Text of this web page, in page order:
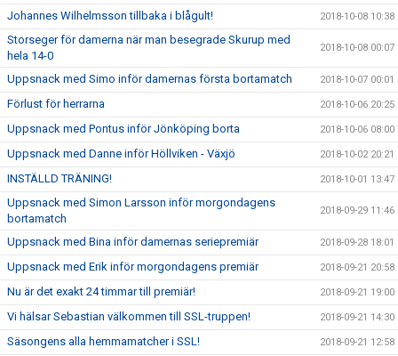
Johannes Wilhelmsson tillbaka i blågult! 2018-10-08 10:38
Storseger för damerna när man besegrade Skurup med
hela 14-0
2018-10-08 00:07
Uppsnack med Simo inför damernas första bortamatch 2018-10-07 00:01
Förlust för herrarna 2018-10-06 20:25
Uppsnack med Pontus inför Jönköping borta 2018-10-06 08:00
Uppsnack med Danne inför Höllviken - Växjö 2018-10-02 20:21
INSTÄLLD TRÄNING! 2018-10-01 13:47
Uppsnack med Simon Larsson inför morgondagens
bortamatch
2018-09-29 11:46
Uppsnack med Bina inför damernas seriepremiär 2018-09-28 18:01
Uppsnack med Erik inför morgondagens premiär 2018-09-21 20:58
Nu är det exakt 24 timmar till premiär! 2018-09-21 19:00
Vi hälsar Sebastian välkommen till SSL-truppen! 2018-09-21 14:30
Säsongens alla hemmamatcher i SSL! 2018-09-21 12:58